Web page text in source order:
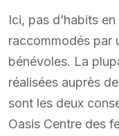
Ici, pas d’habits
raccommodés par
bénévoles. La
réalisées auprès
sont les deux
Oasis Centre des